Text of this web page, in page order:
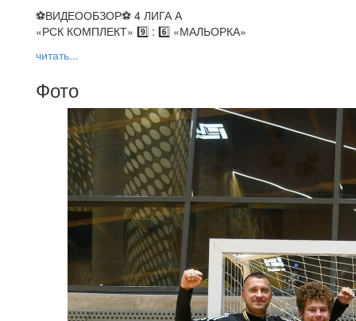
⚽️ВИДЕООБЗОР⚽️ 4 ЛИГА А
«РСК КОМПЛЕКТ» 9️⃣ : 6️⃣ «МАЛЬОРКА»
читать...
Фото